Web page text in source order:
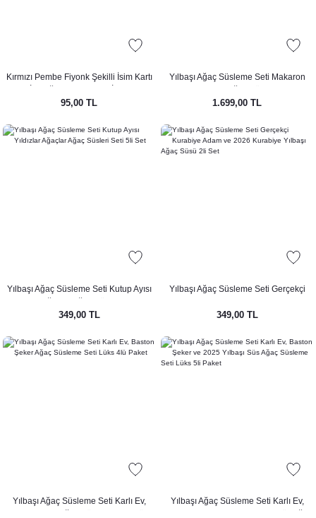
Kırmızı Pembe Fiyonk Şekilli İsim Kartı
95,00 TL
Yılbaşı Ağaç Süsleme Seti Makaron
Askerli Lüks Set 13lü Paket
1.699,00 TL
Yılbaşı Ağaç Süsleme Seti Kutup Ayısı
Set
349,00 TL
Yılbaşı Ağaç Süsleme Seti Gerçekçi
Yılbaşı Ağaç Süsü 2li Set
349,00 TL
Yılbaşı Ağaç Süsleme Seti Karlı Ev,
Yılbaşı Ağaç Süsleme Seti Karlı Ev,